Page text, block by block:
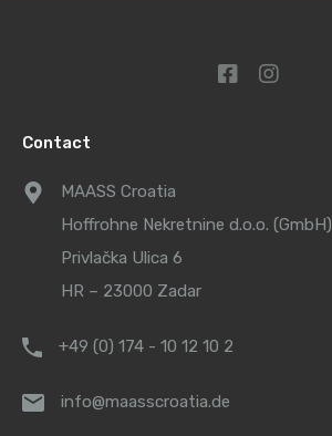
Contact
MAASS Croatia
Hoffrohne Nekretnine d.o.o. (GmbH)
Privlačka Ulica 6
HR – 23000 Zadar
+49 (0) 174 - 10 12 10 2
info@maasscroatia.de